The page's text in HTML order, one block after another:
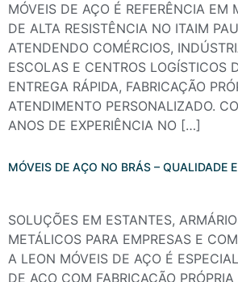
MÓVEIS DE AÇO É REFERÊNCIA EM
DE ALTA RESISTÊNCIA NO ITAIM
ATENDENDO COMÉRCIOS,
ESCOLAS E CENTROS LOGÍSTICOS
ENTREGA RÁPIDA, FABRICAÇÃO
ATENDIMENTO PERSONALIZADO.
ANOS DE EXPERIÊNCIA NO […]
MÓVEIS DE AÇO NO BRÁS – QUALIDADE
SOLUÇÕES EM ESTANTES,
METÁLICOS PARA EMPRESAS E
A LEON MÓVEIS DE AÇO É
DE AÇO COM FABRICAÇÃO